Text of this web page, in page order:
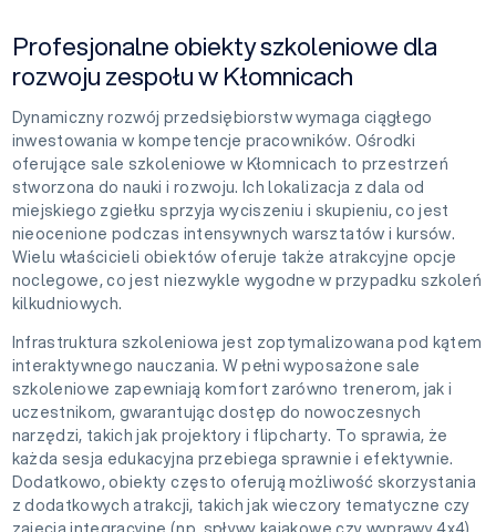
Profesjonalne obiekty szkoleniowe dla
rozwoju zespołu w Kłomnicach
Dynamiczny rozwój przedsiębiorstw wymaga ciągłego
inwestowania w kompetencje pracowników. Ośrodki
oferujące sale szkoleniowe w Kłomnicach to przestrzeń
stworzona do nauki i rozwoju. Ich lokalizacja z dala od
miejskiego zgiełku sprzyja wyciszeniu i skupieniu, co jest
nieocenione podczas intensywnych warsztatów i kursów.
Wielu właścicieli obiektów oferuje także atrakcyjne opcje
noclegowe, co jest niezwykle wygodne w przypadku szkoleń
kilkudniowych.
Infrastruktura szkoleniowa jest zoptymalizowana pod kątem
interaktywnego nauczania. W pełni wyposażone sale
szkoleniowe zapewniają komfort zarówno trenerom, jak i
uczestnikom, gwarantując dostęp do nowoczesnych
narzędzi, takich jak projektory i flipcharty. To sprawia, że
każda sesja edukacyjna przebiega sprawnie i efektywnie.
Dodatkowo, obiekty często oferują możliwość skorzystania
z dodatkowych atrakcji, takich jak wieczory tematyczne czy